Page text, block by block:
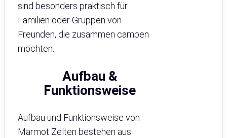
sind besonders praktisch für
Familien oder Gruppen von
Freunden, die zusammen campen
möchten.
Aufbau &
Funktionsweise
Aufbau und Funktionsweise von
Marmot Zelten bestehen aus